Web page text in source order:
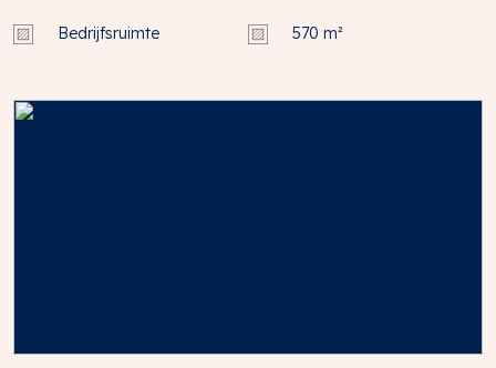
Bedrijfsruimte 570 m²